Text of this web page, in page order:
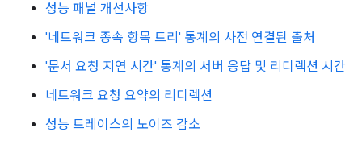
성능 패널 개선사항
'네트워크 종속 항목 트리' 통계의 사전 연결된 출처
'문서 요청 지연 시간' 통계의 서버 응답 및 리디렉션 시간
네트워크 요청 요약의 리디렉션
성능 트레이스의 노이즈 감소